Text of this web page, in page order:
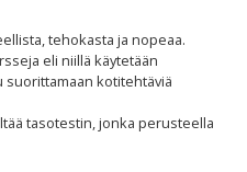
tehokasta ja nopeaa.
eli niillä käytetään
kotitehtäviä
tasotestin, jonka perusteella